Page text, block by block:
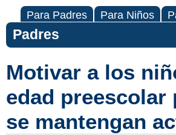
Para Padres Para Niños
Padres
Motivar a los
edad preescolar
se mantengan